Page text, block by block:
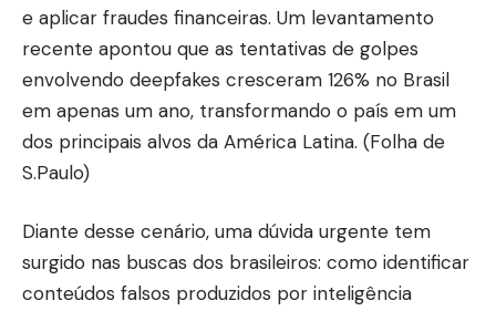
e aplicar fraudes financeiras. Um levantamento
recente apontou que as tentativas de golpes
envolvendo deepfakes cresceram 126% no Brasil
em apenas um ano, transformando o país em um
dos principais alvos da América Latina. (Folha de
S.Paulo)
Diante desse cenário, uma dúvida urgente tem
surgido nas buscas dos brasileiros: como identificar
conteúdos falsos produzidos por inteligência